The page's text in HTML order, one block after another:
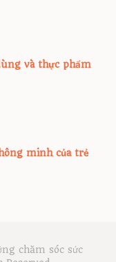
và thực phẩm
minh của trẻ
chăm sóc sức